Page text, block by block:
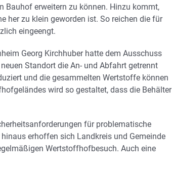
Bauhof erweitern zu können. Hinzu kommt,
her zu klein geworden ist. So reichen die für
eingeengt.
Georg Kirchhuber hatte dem Ausschuss
Standort die An- und Abfahrt getrennt
und die gesammelten Wertstoffe können
wird so gestaltet, dass die Behälter
für problematische
erhoffen sich Landkreis und Gemeinde
Wertstoffhofbesuch. Auch eine